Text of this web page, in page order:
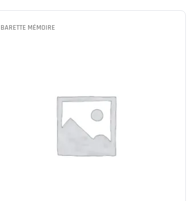
BARETTE MÉMOIRE